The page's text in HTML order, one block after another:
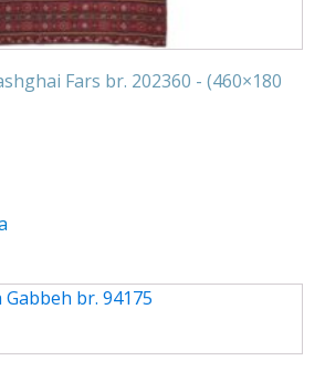
Fars br. 202360 - (460×180